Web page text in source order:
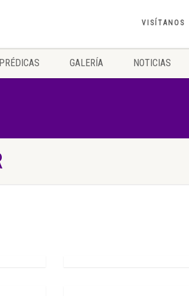
VISÍTANOS
PRÉDICAS GALERÍA NOTICIAS